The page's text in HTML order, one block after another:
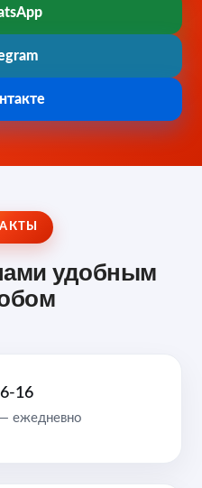
удобным
16
ежедневно